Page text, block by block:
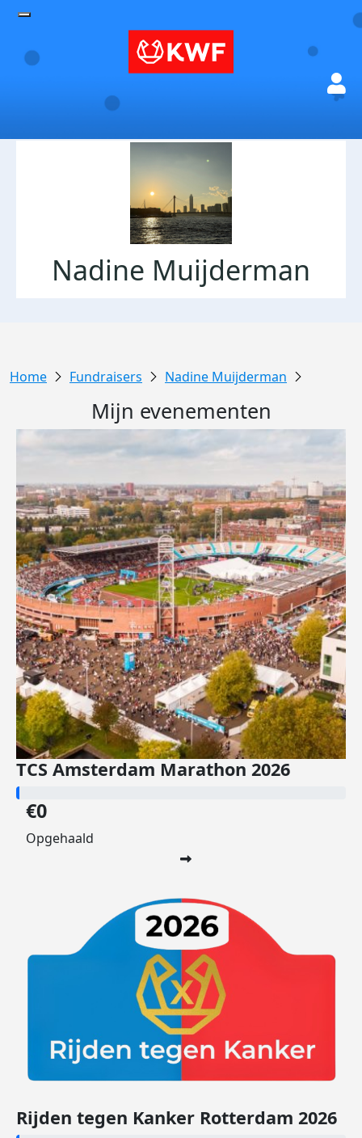
Nadine Muijderman
Fundraisers Nadine Muijderman
Mijn evenementen
TCS Amsterdam Marathon 2026
€0
Opgehaald
Rijden tegen Kanker Rotterdam 2026